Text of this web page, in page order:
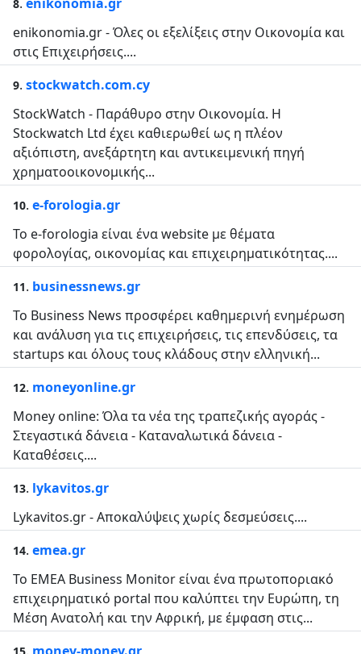
8
enikonomia.gr - Όλες οι εξελίξεις στην Οικονομία και
στις Επιχειρήσεις....
9. stockwatch.com.cy
StockWatch - Παράθυρο στην Οικονομία. Η
Stockwatch Ltd έχει καθιερωθεί ως η πλέον
αξιόπιστη, ανεξάρτητη και αντικειμενική πηγή
χρηματοοικονομικής...
10. e-forologia.gr
Το e-forologia είναι ένα website με θέματα
φορολογίας, οικονομίας και επιχειρηματικότητας....
11. businessnews.gr
Το Business News προσφέρει καθημερινή ενημέρωση
και ανάλυση για τις επιχειρήσεις, τις επενδύσεις, τα
startups και όλους τους κλάδους στην ελληνική...
12. moneyonline.gr
Money online: Όλα τα νέα της τραπεζικής αγοράς -
Στεγαστικά δάνεια - Καταναλωτικά δάνεια -
Καταθέσεις....
13. lykavitos.gr
Lykavitos.gr - Αποκαλύψεις χωρίς δεσμεύσεις....
14. emea.gr
Το EMEA Business Monitor είναι ένα πρωτοποριακό
επιχειρηματικό portal που καλύπτει την Ευρώπη, τη
Μέση Ανατολή και την Αφρική, με έμφαση στις...